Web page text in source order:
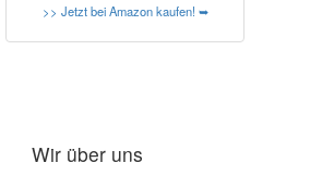
>> Jetzt bei Amazon kaufen! ➥
Wir über uns